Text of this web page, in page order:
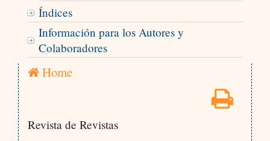
Índices
Información para los Autores y
Colaboradores
Home
Revista de Revistas